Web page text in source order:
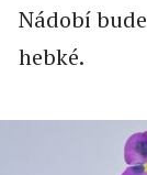
Nádobí
hebké.